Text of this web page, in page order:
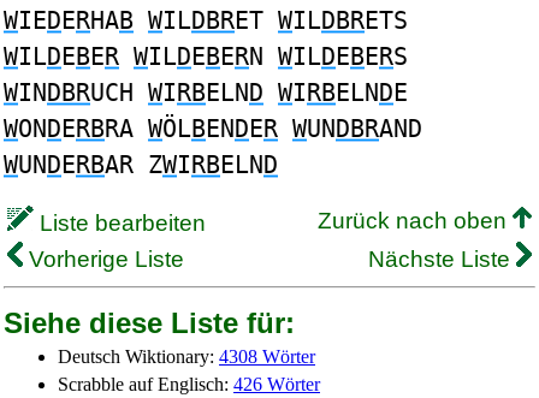
WIEDERHAB WILDBRET WILDBRETS
WILDEBER WILDEBERN WILDEBERS
WINDBRUCH WIRBELND WIRBELNDE
WONDERBRA WÖLBENDER WUNDBRAND
WUNDERBAR ZWIRBELND
Liste bearbeiten
Zurück nach oben
Vorherige Liste
Nächste Liste
Siehe diese Liste für:
Deutsch Wiktionary: 4308 Wörter
Scrabble auf Englisch: 426 Wörter